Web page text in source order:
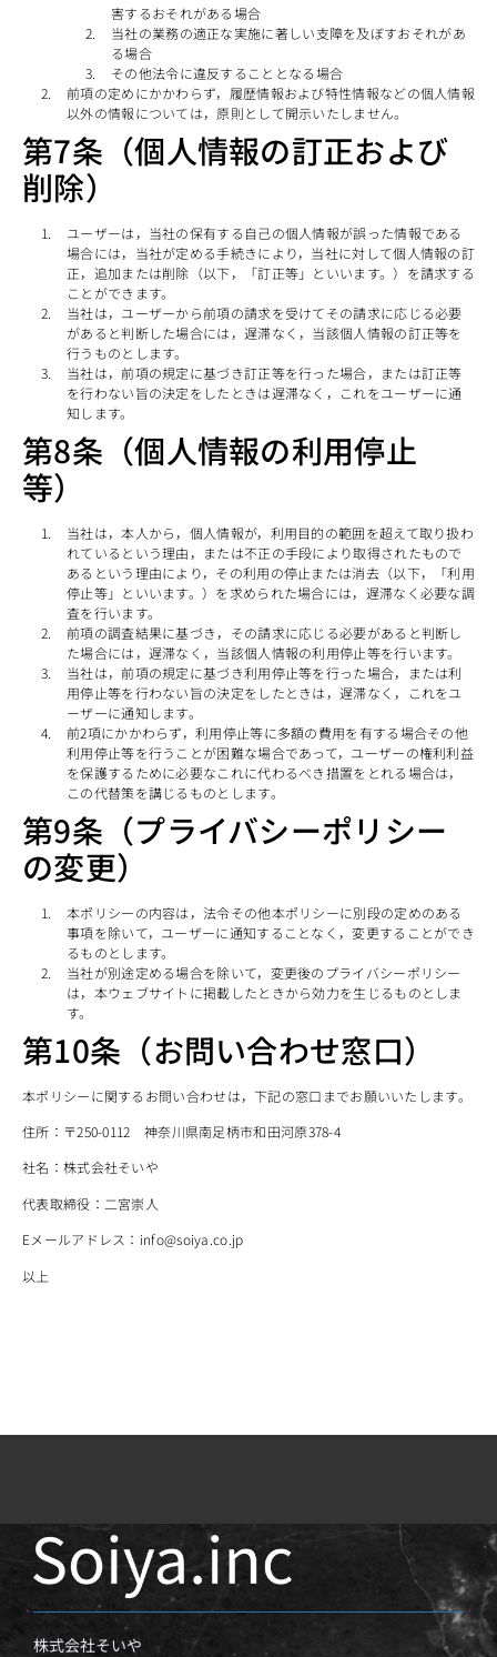
害するおそれがある場合
当社の業務の適正な実施に著しい支障を及ぼすおそれがあ
る場合
その他法令に違反することとなる場合
前項の定めにかかわらず，履歴情報および特性情報などの個人情報
以外の情報については，原則として開示いたしません。
第7条（個人情報の訂正および
削除）
ユーザーは，当社の保有する自己の個人情報が誤った情報である
場合には，当社が定める手続きにより，当社に対して個人情報の訂
正，追加または削除（以下，「訂正等」といいます。）を請求する
ことができます。
当社は，ユーザーから前項の請求を受けてその請求に応じる必要
があると判断した場合には，遅滞なく，当該個人情報の訂正等を
行うものとします。
当社は，前項の規定に基づき訂正等を行った場合，または訂正等
を行わない旨の決定をしたときは遅滞なく，これをユーザーに通
知します。
第8条（個人情報の利用停止
等）
当社は，本人から，個人情報が，利用目的の範囲を超えて取り扱わ
れているという理由，または不正の手段により取得されたもので
あるという理由により，その利用の停止または消去（以下，「利用
停止等」といいます。）を求められた場合には，遅滞なく必要な調
査を行います。
前項の調査結果に基づき，その請求に応じる必要があると判断し
た場合には，遅滞なく，当該個人情報の利用停止等を行います。
当社は，前項の規定に基づき利用停止等を行った場合，または利
用停止等を行わない旨の決定をしたときは，遅滞なく，これをユ
ーザーに通知します。
前2項にかかわらず，利用停止等に多額の費用を有する場合その他
利用停止等を行うことが困難な場合であって，ユーザーの権利利益
を保護するために必要なこれに代わるべき措置をとれる場合は，
この代替策を講じるものとします。
第9条（プライバシーポリシー
の変更）
本ポリシーの内容は，法令その他本ポリシーに別段の定めのある
事項を除いて，ユーザーに通知することなく，変更することができ
るものとします。
当社が別途定める場合を除いて，変更後のプライバシーポリシー
は，本ウェブサイトに掲載したときから効力を生じるものとしま
す。
第10条（お問い合わせ窓口）
本ポリシーに関するお問い合わせは，下記の窓口までお願いいたします。
住所： 〒250-0112 神奈川県南足柄市和田河原378-4
社名： 株式会社そいや
代表取締役： 二宮崇人
Eメールアドレス：info@soiya.co.jp
以上
株式会社そいや